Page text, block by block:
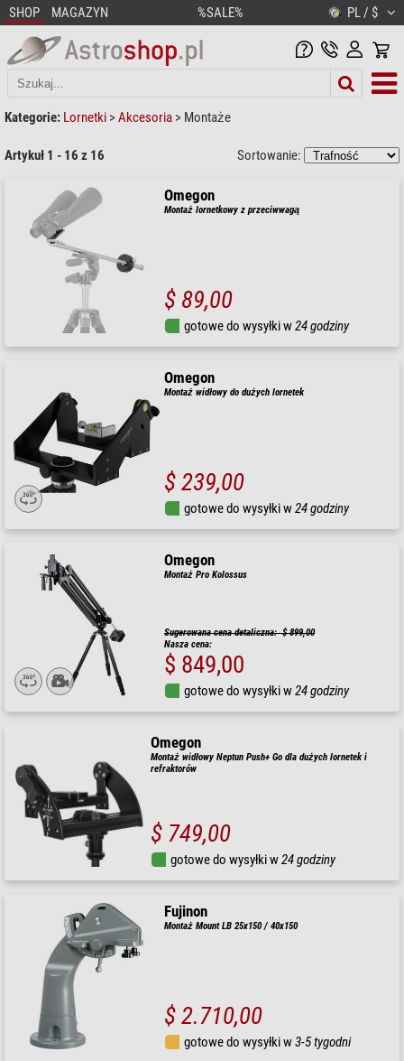
SHOP MAGAZYN %SALE% PL / $
Kategorie: Lornetki >Akcesoria > Montaże
Artykuł 1 - 16 z 16 Sortowanie:
Omegon
Montaż lornetkowy z przeciwwagą
$ 89,00
gotowe do wysyłki w24 godziny
Omegon
Montaż widłowy do dużych lornetek
$ 239,00
gotowe do wysyłki w24 godziny
Omegon
Montaż Pro Kolossus
Sugerowana cena detaliczna: $ 899,00
Nasza cena:
$ 849,00
gotowe do wysyłki w24 godziny
Omegon
Montaż widłowy Neptun Push+ Go dla dużych lornetek i
refraktorów
$ 749,00
gotowe do wysyłki w24 godziny
Fujinon
Montaż Mount LB 25x150 / 40x150
$ 2.710,00
gotowe do wysyłki w3-5 tygodni